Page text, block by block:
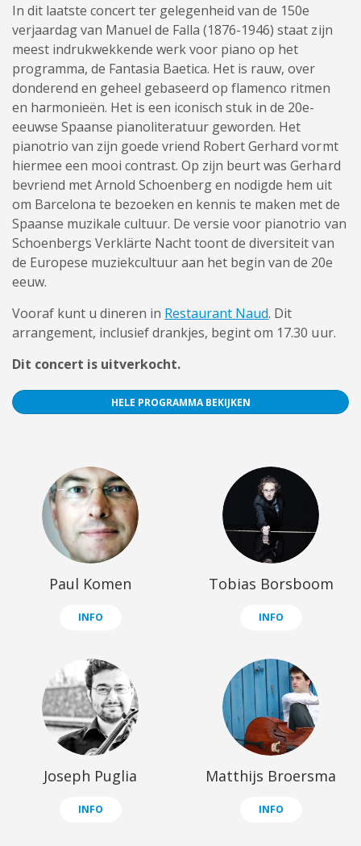
HELE PROGRAMMA BEKIJKEN
In dit laatste concert ter gelegenheid van de 150e
verjaardag van Manuel de Falla (1876-1946) staat zijn
meest indrukwekkende werk voor piano op het
programma, de Fantasia Baetica. Het is rauw, over
donderend en geheel gebaseerd op flamenco ritmen
en harmonieën. Het is een iconisch stuk in de 20e-
eeuwse Spaanse pianoliteratuur geworden. Het
pianotrio van zijn goede vriend Robert Gerhard vormt
hiermee een mooi contrast. Op zijn beurt was Gerhard
bevriend met Arnold Schoenberg en nodigde hem uit
om Barcelona te bezoeken en kennis te maken met de
Spaanse muzikale cultuur. De versie voor pianotrio van
Schoenbergs Verklärte Nacht toont de diversiteit van
de Europese muziekcultuur aan het begin van de 20e
eeuw.
Vooraf kunt u dineren in Restaurant Naud. Dit
arrangement, inclusief drankjes, begint om 17.30 uur.
Dit concert is uitverkocht.
Paul Komen
INFO
Tobias Borsboom
INFO
Joseph Puglia
INFO
Matthijs Broersma
INFO